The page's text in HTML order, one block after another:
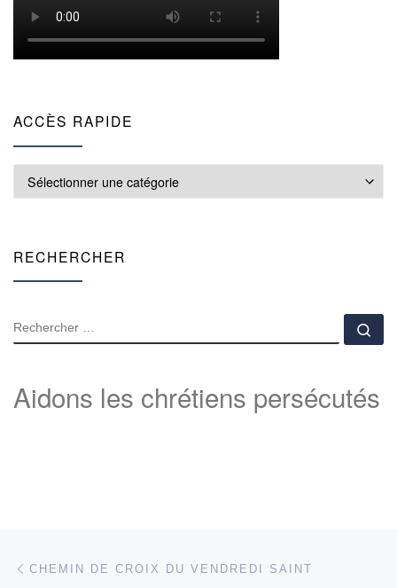
ACCÈS RAPIDE
RECHERCHER
RECHERCHER
Aidons les chrétiens persécutés
Parcourir les articles
CHEMIN DE CROIX DU VENDREDI SAINT